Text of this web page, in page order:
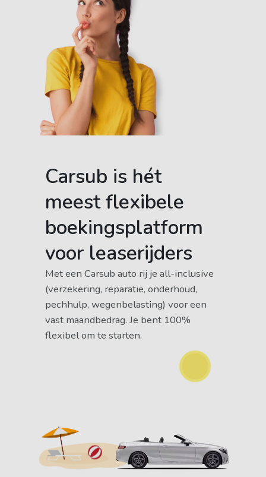
Carsub is hét
meest flexibele
boekingsplatform
voor leaserijders
Met een Carsub auto rij je all-inclusive
(verzekering, reparatie, onderhoud,
pechhulp, wegenbelasting) voor een
vast maandbedrag. Je bent 100%
flexibel om te starten.